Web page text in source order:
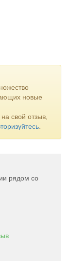
новые
свой отзыв,
рядом со